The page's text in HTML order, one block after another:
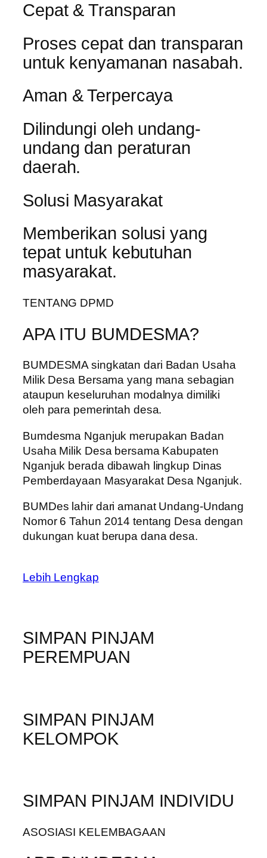
Cepat & Transparan
Proses cepat dan transparan
untuk kenyamanan nasabah.
Aman & Terpercaya
Dilindungi oleh undang-
undang dan peraturan
daerah.
Solusi Masyarakat
Memberikan solusi yang
tepat untuk kebutuhan
masyarakat.
TENTANG DPMD
APA ITU BUMDESMA?
BUMDESMA singkatan dari Badan Usaha
Milik Desa Bersama yang mana sebagian
ataupun keseluruhan modalnya dimiliki
oleh para pemerintah desa.
Bumdesma Nganjuk merupakan Badan
Usaha Milik Desa bersama Kabupaten
Nganjuk berada dibawah lingkup Dinas
Pemberdayaan Masyarakat Desa Nganjuk.
BUMDes lahir dari amanat Undang-Undang
Nomor 6 Tahun 2014 tentang Desa dengan
dukungan kuat berupa dana desa.
Lebih Lengkap
SIMPAN PINJAM
PEREMPUAN
SIMPAN PINJAM
KELOMPOK
SIMPAN PINJAM INDIVIDU
ASOSIASI KELEMBAGAAN